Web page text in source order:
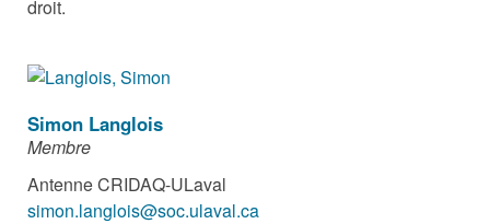
droit.
Simon Langlois
Membre
Antenne CRIDAQ-ULaval
simon.langlois@soc.ulaval.ca